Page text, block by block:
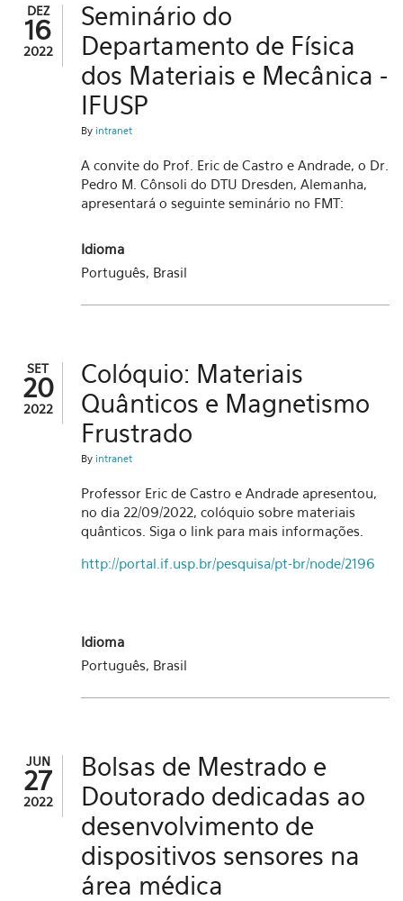
DEZ
16
2022
Seminário do
Departamento de Física
dos Materiais e Mecânica -
IFUSP
By intranet
A convite do Prof. Eric de Castro e Andrade, o Dr.
Pedro M. Cônsoli do DTU Dresden, Alemanha,
apresentará o seguinte seminário no FMT:
Idioma
Português, Brasil
SET
20
2022
Colóquio: Materiais
Quânticos e Magnetismo
Frustrado
By intranet
Professor Eric de Castro e Andrade apresentou,
no dia 22/09/2022, colóquio sobre materiais
quânticos. Siga o link para mais informações.
http://portal.if.usp.br/pesquisa/pt-br/node/2196
Idioma
Português, Brasil
JUN
27
2022
Bolsas de Mestrado e
Doutorado dedicadas ao
desenvolvimento de
dispositivos sensores na
área médica